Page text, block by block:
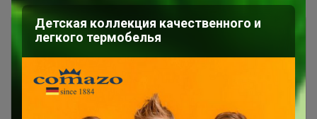
Детская коллекция качественного и
легкого термобелья